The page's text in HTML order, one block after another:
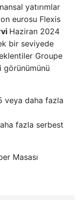
yatırımlar
eurosu Flexis
Haziran 2024
bir seviyede
Groupe
görünümünü
veya daha fazla
fazla serbest
Masası